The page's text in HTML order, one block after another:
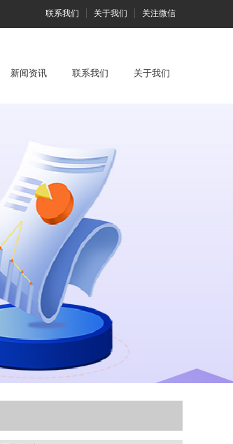
联系我们 关于我们 关注微信
新闻资讯 联系我们 关于我们